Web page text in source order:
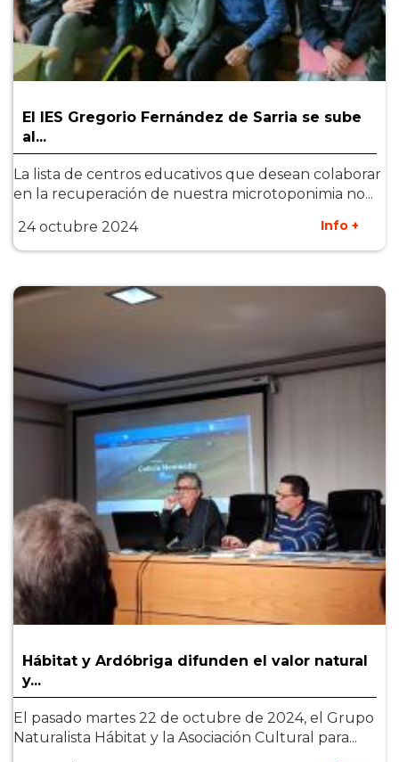
El IES Gregorio Fernández de Sarria se sube
al...
La lista de centros educativos que desean colaborar
en la recuperación de nuestra microtoponimia no...
24 octubre 2024
Info +
Hábitat y Ardóbriga difunden el valor natural
y...
El pasado martes 22 de octubre de 2024, el Grupo
Naturalista Hábitat y la Asociación Cultural para...